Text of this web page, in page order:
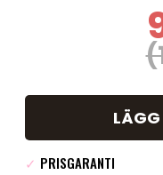
✓ PRISGARANTI